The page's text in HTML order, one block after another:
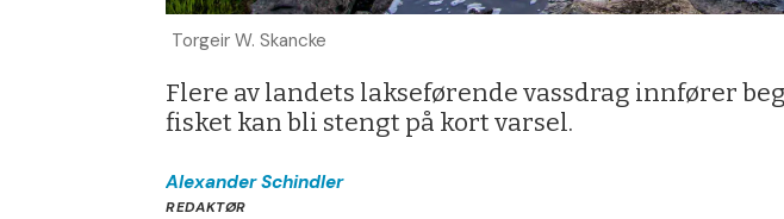
Torgeir W. Skancke
Flere av landets lakseførende vassdrag innfører
fisket kan bli stengt på kort varsel.
Alexander Schindler
REDAKTØR